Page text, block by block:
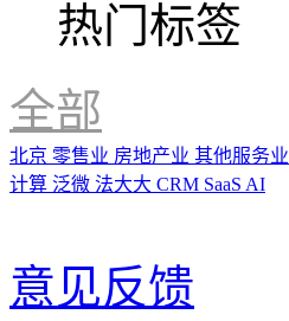
热门标签
全部
北京 零售业 房地产业 其他服务业
计算 泛微 法大大 CRM SaaS AI
意见反馈